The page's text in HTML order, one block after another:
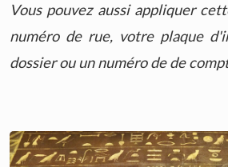
Vous pouvez aussi appliquer
numéro de rue, votre plaque
dossier ou un numéro de de